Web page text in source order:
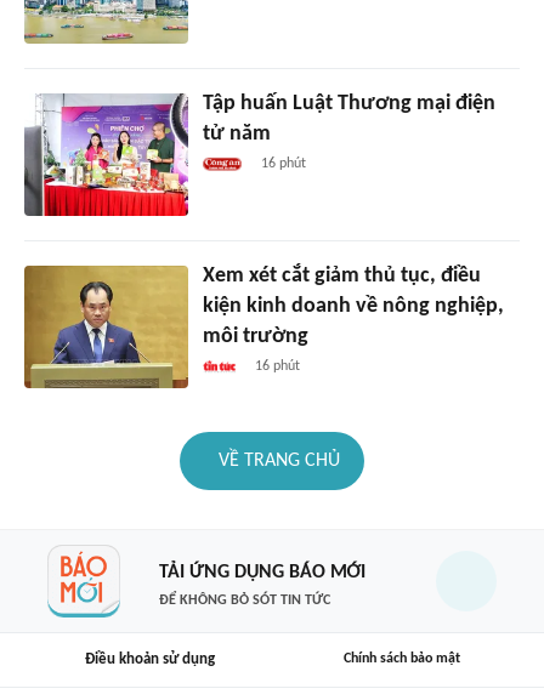
Tập huấn Luật Thương mại điện
tử năm
16 phút
Xem xét cắt giảm thủ tục, điều
kiện kinh doanh về nông nghiệp,
môi trường
16 phút
VỀ TRANG CHỦ
TẢI ỨNG DỤNG BÁO MỚI
ĐỂ KHÔNG BỎ SÓT TIN TỨC
Điều khoản sử dụng Chính sách bảo mật